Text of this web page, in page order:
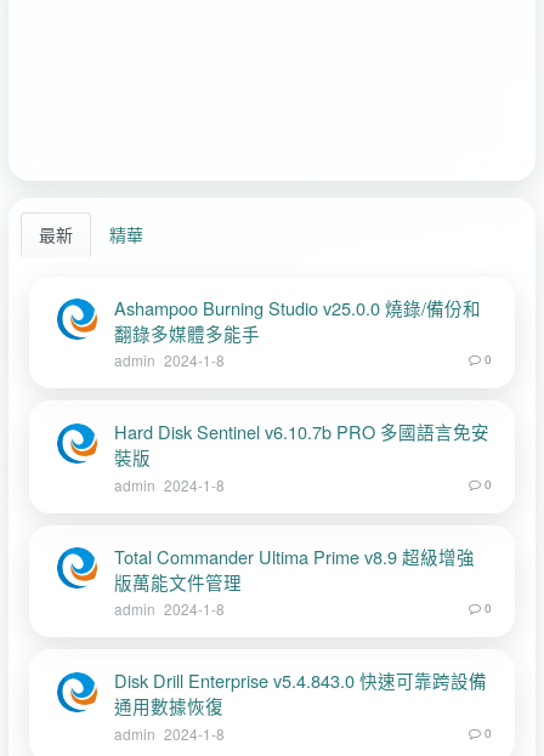
最新 精華
Ashampoo Burning Studio v25.0.0 燒錄/備份和
翻錄多媒體多能手
admin 2024-1-8 0
Hard Disk Sentinel v6.10.7b PRO 多國語言免安
裝版
admin 2024-1-8 0
Total Commander Ultima Prime v8.9 超級增強
版萬能文件管理
admin 2024-1-8 0
Disk Drill Enterprise v5.4.843.0 快速可靠跨設備
通用數據恢復
admin 2024-1-8 0